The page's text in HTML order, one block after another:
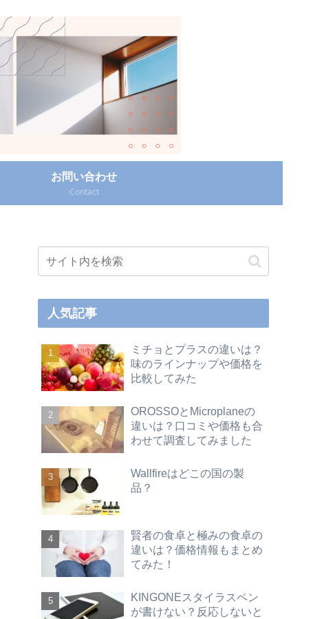
お問い合わせ
Contact‎
人気記事
ミチョとプラスの違いは？
味のラインナップや価格を
比較してみた
OROSSOとMicroplaneの
違いは？口コミや価格も合
わせて調査してみました
Wallfireはどこの国の製
品？
賢者の食卓と極みの食卓の
違いは？価格情報もまとめ
てみた！
KINGONEスタイラスペン
が書けない？反応しないと